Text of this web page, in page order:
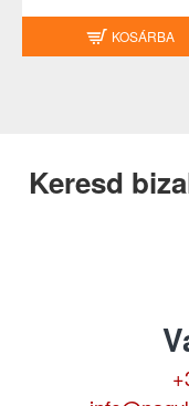
KOSÁRBA
Keresd